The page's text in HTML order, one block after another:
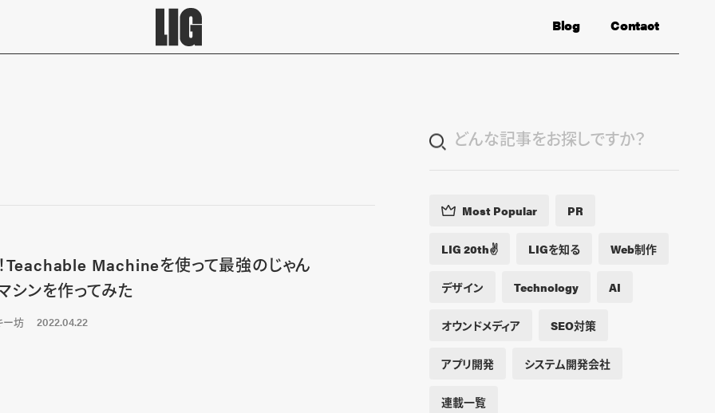
Contact
Blog
Teachable Machineを使って最強のじゃん
シンを作ってみた
ー坊 2022.04.22
Most Popular PR
LIG 20th✌️ LIGを知る Web制作
デザイン Technology AI
オウンドメディア SEO対策
アプリ開発 システム開発会社
連載一覧